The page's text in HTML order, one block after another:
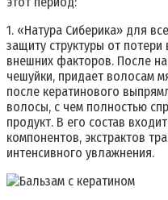
1. «Натура Сиберика» для
защиту структуры от
внешних факторов. После
чешуйки, придает волосам
после кератинового
волосы, с чем полностью
продукт. В его состав
компонентов, экстрактов
интенсивного увлажнения.